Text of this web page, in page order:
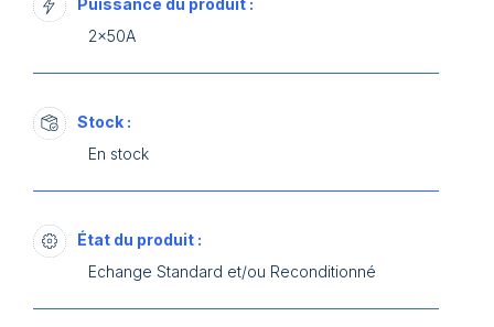
Puissance du produit :
2x50A
Stock :
En stock
État du produit :
Echange Standard et/ou Reconditionné